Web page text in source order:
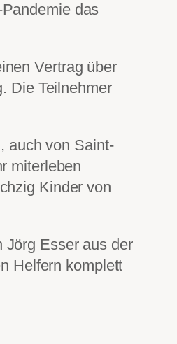
das
Vertrag über
Die Teilnehmer
auch von Saint-
miterleben
Kinder von
Jörg Esser aus der
Helfern komplett